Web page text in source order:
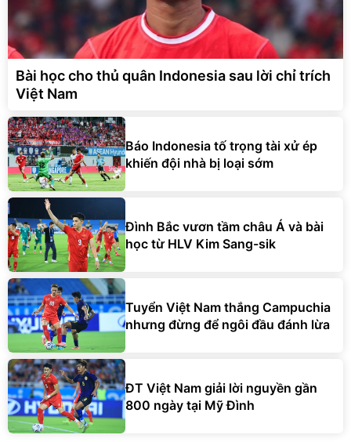
Bài học cho thủ quân Indonesia sau lời chỉ trích
Việt Nam
Báo Indonesia tố trọng tài xử ép
khiến đội nhà bị loại sớm
Đình Bắc vươn tầm châu Á và bài
học từ HLV Kim Sang-sik
Tuyển Việt Nam thắng Campuchia
nhưng đừng để ngôi đầu đánh lừa
ĐT Việt Nam giải lời nguyền gần
800 ngày tại Mỹ Đình